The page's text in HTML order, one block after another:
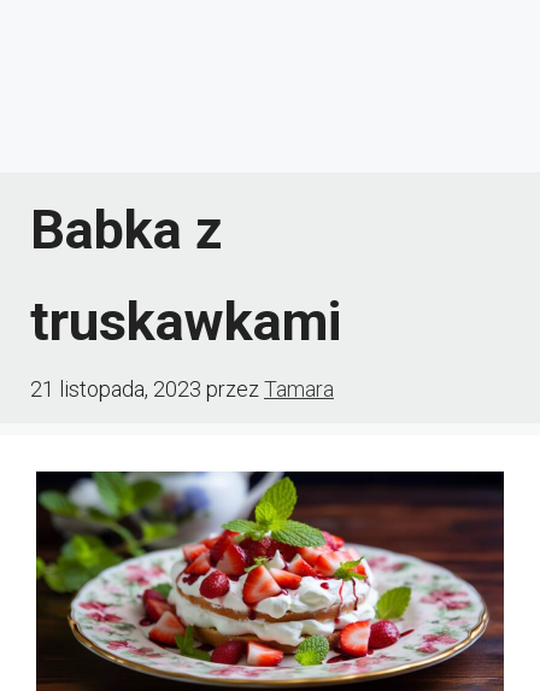
Babka z
truskawkami
21 listopada, 2023 przezTamara